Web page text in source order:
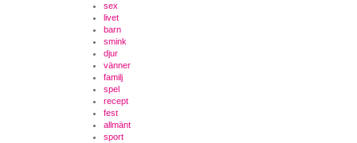
sex
livet
barn
smink
djur
vänner
familj
spel
recept
fest
allmänt
sport